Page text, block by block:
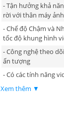
- Tận hưởng khả
rời với thân máy
- Chế độ Chậm và
tốc độ khung hình
- Công nghệ theo
ấn tượng
- Có các tính năng
Log 3, HLG, PQ, Ghi
Zebras
Xem thêm ▼